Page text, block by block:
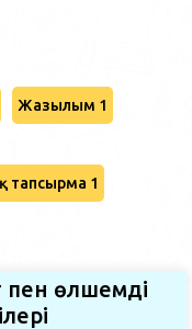
Жазылым 1
тапсырма 1
пен өлшемді